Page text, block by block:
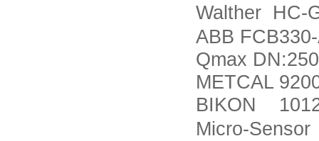
Walther HC-
ABB
Qmax
METCAL
BIKON
Micro-